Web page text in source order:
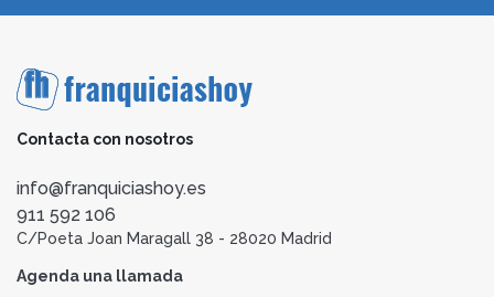
Contacta con nosotros
info@franquiciashoy.es
911 592 106
C/Poeta Joan Maragall 38 - 28020 Madrid
Agenda una llamada